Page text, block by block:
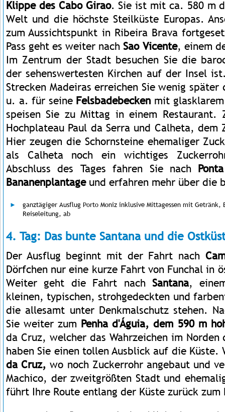
Klippe des Cabo Girao. Sie ist mit ca. 580 m
Welt und die höchste Steilküste Europas.
zum Aussichtspunkt in Ribeira Brava
Pass geht es weiter nach Sao Vicente, einem
Im Zentrum der Stadt besuchen Sie die
der sehenswertesten Kirchen auf der Insel
Strecken Madeiras erreichen Sie wenig
u. a. für seine Felsbadebecken mit
speisen Sie zu Mittag in einem Restaurant.
Hochplateau Paul da Serra und Calheta, dem
Hier zeugen die Schornsteine ehemaliger
als Calheta noch ein wichtiges
Abschluss des Tages fahren Sie nach
Bananenplantageund erfahren mehr über die
ganztägiger Ausflug Porto Moniz inklusive Mittagessen mit Getränk,
Reiseleitung, ab
4. Tag: Das bunte Santana und die
Der Ausflug beginnt mit der Fahrt nach
Dörfchen nur eine kurze Fahrt von Funchal in
Weiter geht die Fahrt nach Santana,
kleinen, typischen, strohgedeckten und
die allesamt unter Denkmalschutz stehen.
Sie weiter zum Penha d'Águia, dem 590 m
da Cruz, welcher das Wahrzeichen im
haben Sie einen tollen Ausblick auf die
da Cruz, wo noch Zuckerrohr angebaut und
Machico, der zweitgrößten Stadt und
führt Ihre Route entlang der Küste zurück